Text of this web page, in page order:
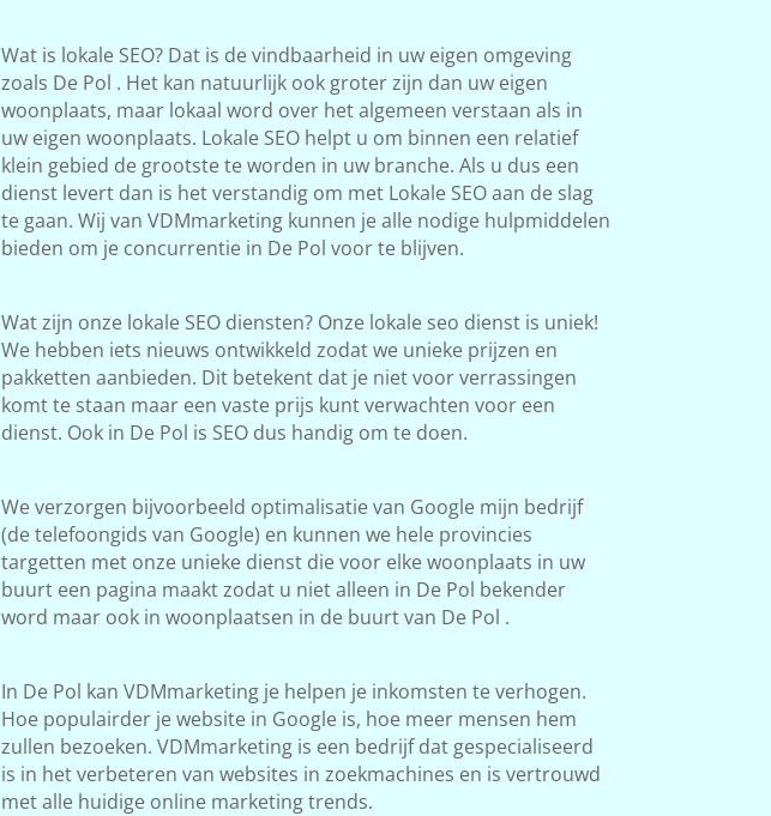
Wat is lokale SEO? Dat is de vindbaarheid in uw eigen omgeving
zoals De Pol . Het kan natuurlijk ook groter zijn dan uw eigen
woonplaats, maar lokaal word over het algemeen verstaan als in
uw eigen woonplaats. Lokale SEO helpt u om binnen een relatief
klein gebied de grootste te worden in uw branche. Als u dus een
dienst levert dan is het verstandig om met Lokale SEO aan de slag
te gaan. Wij van VDMmarketing kunnen je alle nodige hulpmiddelen
bieden om je concurrentie in De Pol voor te blijven.
Wat zijn onze lokale SEO diensten? Onze lokale seo dienst is uniek!
We hebben iets nieuws ontwikkeld zodat we unieke prijzen en
pakketten aanbieden. Dit betekent dat je niet voor verrassingen
komt te staan maar een vaste prijs kunt verwachten voor een
dienst. Ook in De Pol is SEO dus handig om te doen.
We verzorgen bijvoorbeeld optimalisatie van Google mijn bedrijf
(de telefoongids van Google) en kunnen we hele provincies
targetten met onze unieke dienst die voor elke woonplaats in uw
buurt een pagina maakt zodat u niet alleen in De Pol bekender
word maar ook in woonplaatsen in de buurt van De Pol .
In De Pol kan VDMmarketing je helpen je inkomsten te verhogen.
Hoe populairder je website in Google is, hoe meer mensen hem
zullen bezoeken. VDMmarketing is een bedrijf dat gespecialiseerd
is in het verbeteren van websites in zoekmachines en is vertrouwd
met alle huidige online marketing trends.